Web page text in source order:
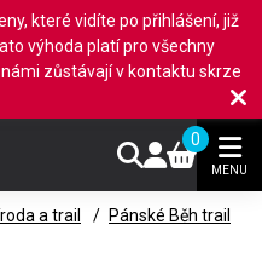
0
MENU
a trail / Pánské Běh trail
které vidíte po přihlášení, již
výhoda platí pro všechny
zůstávají v kontaktu skrze